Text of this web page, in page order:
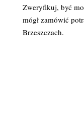
Zweryfikuj, być
mógł zamówić
Brzeszczach.